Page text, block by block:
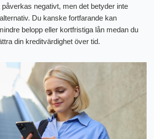
negativt, men det betyder inte
Du kanske fortfarande kan
belopp eller kortfristiga lån medan du
din kreditvärdighet över tid.